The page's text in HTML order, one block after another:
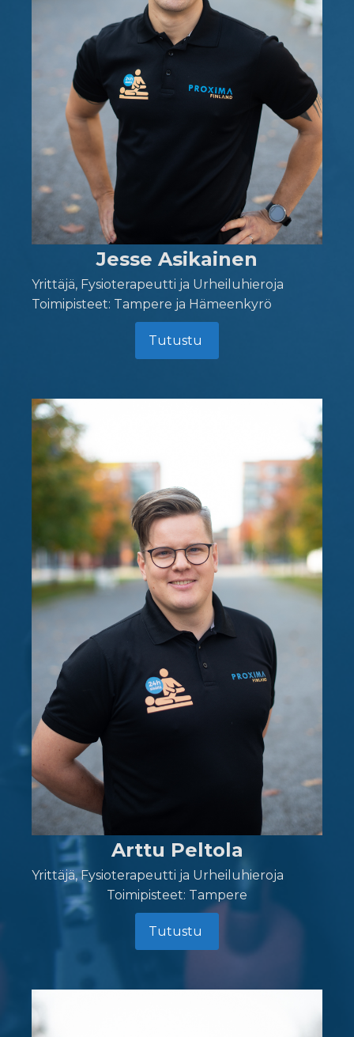
Jesse Asikainen
Yrittäjä, Fysioterapeutti ja Urheiluhieroja
Toimipisteet: Tampere ja Hämeenkyrö
Tutustu
Arttu Peltola
Yrittäjä, Fysioterapeutti ja Urheiluhieroja
Toimipisteet: Tampere
Tutustu